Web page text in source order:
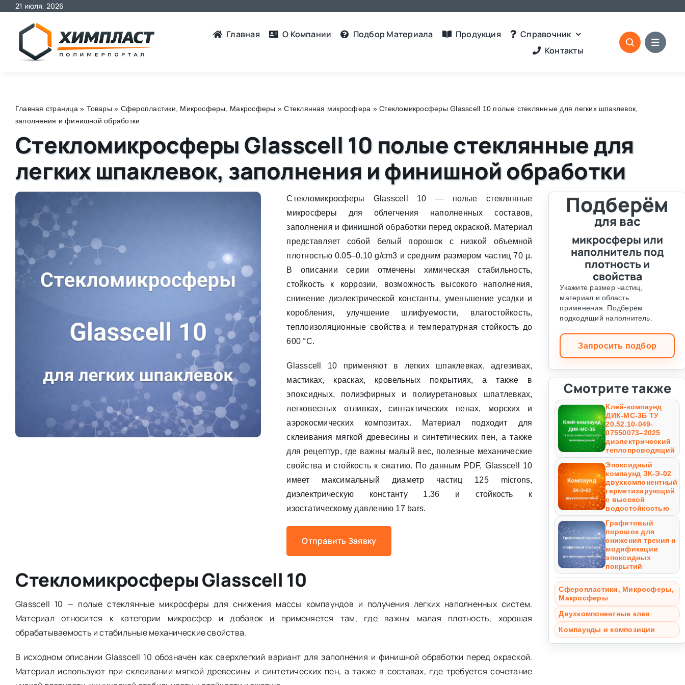
Skip
content
21 июля, 2026
Главная О Компании Подбор Материалa Продукция
Справочник
Контакты
Главная страница » Товары » Сферопластики, Микросферы, Макросферы »Стеклянная микросфера »Стекломикросферы Glasscell 10 полые стеклянные для легких шпаклевок,
заполнения и финишной обработки
Стекломикросферы Glasscell 10 полые стеклянные для
легких шпаклевок, заполнения и финишной обработки
Стекломикросферы Glasscell 10 — полые стеклянные
микросферы для облегчения наполненных составов,
заполнения и финишной обработки перед окраской. Материал
представляет собой белый порошок с низкой объемной
плотностью 0.05–0.10 g/cm3 и средним размером частиц 70 µ.
В описании серии отмечены химическая стабильность,
стойкость к коррозии, возможность высокого наполнения,
снижение диэлектрической константы, уменьшение усадки и
коробления, улучшение шлифуемости, влагостойкость,
теплоизоляционные свойства и температурная стойкость до
600 °C.
Glasscell 10 применяют в легких шпаклевках, адгезивах,
мастиках, красках, кровельных покрытиях, а также в
эпоксидных, полиэфирных и полиуретановых шпатлевках,
легковесных отливках, синтактических пенах, морских и
аэрокосмических композитах. Материал подходит для
склеивания мягкой древесины и синтетических пен, а также
для рецептур, где важны малый вес, полезные механические
свойства и стойкость к сжатию. По данным PDF, Glasscell 10
имеет максимальный диаметр частиц 125 microns,
диэлектрическую константу 1.36 и стойкость к
изостатическому давлению 17 bars.
Отправить Заявку
Стекломикросферы Glasscell 10
Glasscell 10 — полые стеклянные микросферы для снижения массы компаундов и получения легких наполненных систем.
Материал относится к категории микросфер и добавок и применяется там, где важны малая плотность, хорошая
обрабатываемость и стабильные механические свойства.
В исходном описании Glasscell 10 обозначен как сверхлегкий вариант для заполнения и финишной обработки перед окраской.
Материал используют при склеивании мягкой древесины и синтетических пен, а также в составах, где требуется сочетание
Подберём
для вас
микросферы или
наполнитель под
плотность и
свойства
Укажите размер частиц,
материал и область
применения. Подберём
подходящий наполнитель.
Запросить подбор
Смотрите также
Клей-компаунд
ДИК-МС-3Б ТУ
20.52.10-049-
07550073–2025
диэлектрический
теплопроводящий
Эпоксидный
компаунд ЗК-Э-02
двухкомпонентный
герметизирующий
с высокой
водостойкостью
Графитовый
порошок для
снижения трения и
модификации
эпоксидных
покрытий
Сферопластики, Микросферы,
Макросферы
Двухкомпонентные клеи
Компаунды и композиции